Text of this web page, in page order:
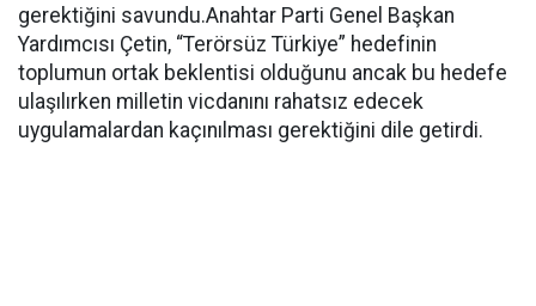
gerektiğini savundu.Anahtar Parti Genel Başkan
Yardımcısı Çetin, “Terörsüz Türkiye” hedefinin
toplumun ortak beklentisi olduğunu ancak bu hedefe
ulaşılırken milletin vicdanını rahatsız edecek
uygulamalardan kaçınılması gerektiğini dile getirdi.